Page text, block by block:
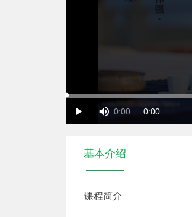
Loaded:
Progress:
Play
Duration
0:00 Current
0:00
基本介绍
课程简介